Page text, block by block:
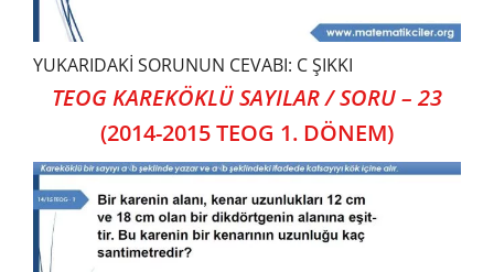
YUKARIDAKİ SORUNUN CEVABI: C ŞIKKI
TEOG KAREKÖKLÜ SAYILAR / SORU – 23
(2014-2015 TEOG 1. DÖNEM)